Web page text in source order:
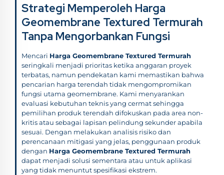
Strategi Memperoleh Harga
Geomembrane Textured Termurah
Tanpa Mengorbankan Fungsi
Mencari Harga Geomembrane Textured Termurah
seringkali menjadi prioritas ketika anggaran proyek
terbatas, namun pendekatan kami memastikan bahwa
pencarian harga terendah tidak mengompromikan
fungsi utama geomembrane. Kami menyarankan
evaluasi kebutuhan teknis yang cermat sehingga
pemilihan produk terendah difokuskan pada area non-
kritis atau sebagai lapisan pelindung sekunder apabila
sesuai. Dengan melakukan analisis risiko dan
perencanaan mitigasi yang jelas, penggunaan produk
dengan Harga Geomembrane Textured Termurah
dapat menjadi solusi sementara atau untuk aplikasi
yang tidak menuntut spesifikasi ekstrem.